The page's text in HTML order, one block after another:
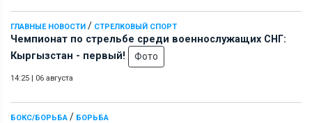
ГЛАВНЫЕ НОВОСТИ / СТРЕЛКОВЫЙ СПОРТ
Чемпионат по стрельбе среди военнослужащих СНГ:
Кыргызстан - первый!
Фото
14:25 | 06 августа
БОКС/БОРЬБА / БОРЬБА